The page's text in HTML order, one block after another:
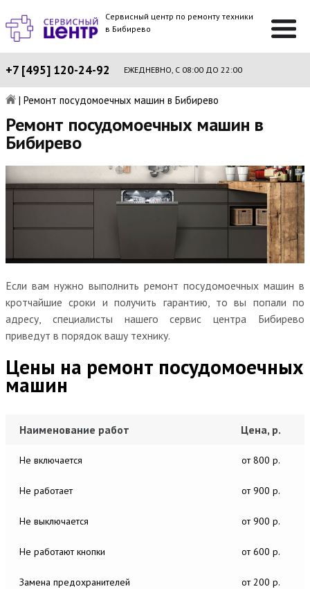
Сервисный центр по ремонту техники
в Бибирево
+7 [495] 120-24-92 ЕЖЕДНЕВНО, С 08:00 ДО 22:00
| Ремонт посудомоечных машин в Бибирево
Ремонт посудомоечных машин в
Бибирево
Если вам нужно выполнить ремонт посудомоечных машин в
кротчайшие сроки и получить гарантию, то вы попали по
адресу, специалисты нашего сервис центра Бибирево
приведут в порядок вашу технику.
Цены на ремонт посудомоечных
машин
Наименование работ Цена, р.
Не включается от 800 р.
Не работает от 900 р.
Не выключается от 900 р.
Не работают кнопки от 600 р.
Замена предохранителей от 200 р.